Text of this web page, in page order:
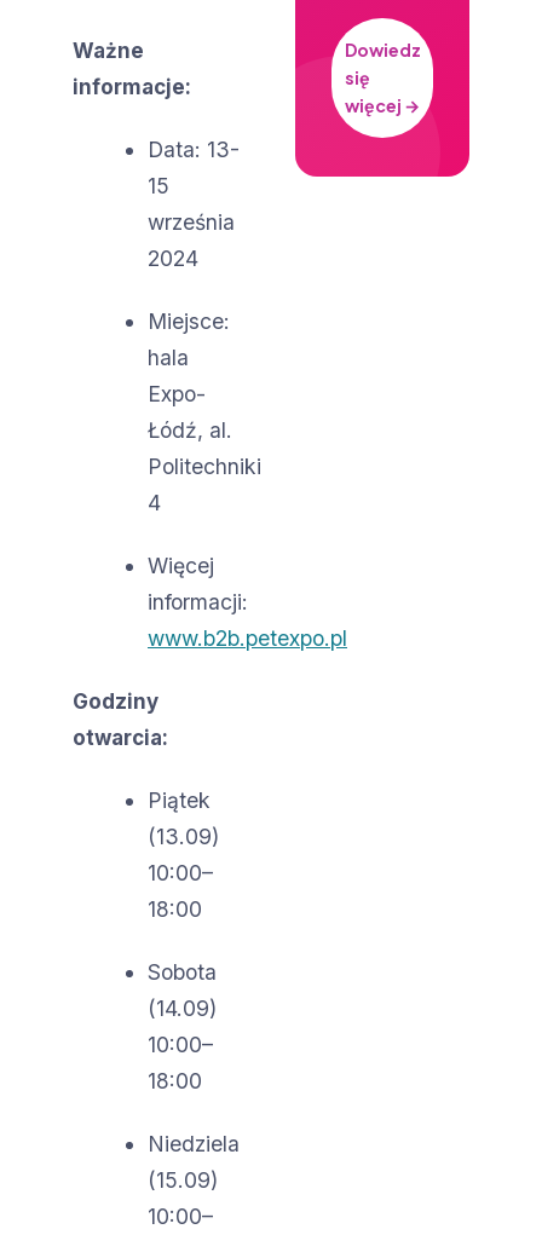
Ważne
informacje:
Data: 13-
15
września
2024
Miejsce:
hala
Expo-
Łódź, al.
Politechniki
4
Więcej
informacji:
www.b2b.petexpo.pl
Godziny
otwarcia:
Piątek
(13.09)
10:00–
18:00
Sobota
(14.09)
10:00–
18:00
Niedziela
(15.09)
10:00–
Dowiedz
się
więcej →